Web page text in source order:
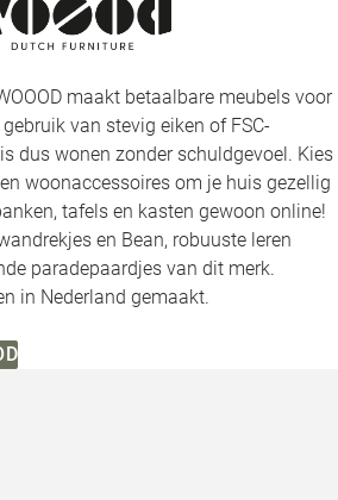
maakt betaalbare meubels voor
van stevig eiken of FSC-
dus wonen zonder schuldgevoel. Kies
woonaccessoires om je huis gezellig
tafels en kasten gewoon online!
en Bean, robuuste leren
paradepaardjes van dit merk.
in Nederland gemaakt.